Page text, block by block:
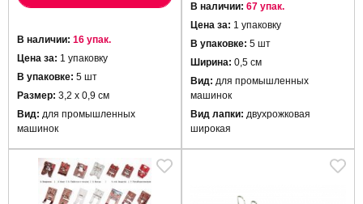
В наличии: 16 упак.
Цена за: 1 упаковку
В упаковке: 5 шт
Размер: 3,2 х 0,9 см
Вид: для промышленных
машинок
В наличии: 67 упак.
Цена за: 1 упаковку
В упаковке: 5 шт
Ширина: 0,5 см
Вид: для промышленных
машинок
Вид лапки: двухрожковая
широкая